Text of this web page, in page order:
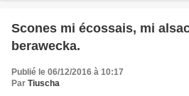
Scones mi écossais, mi
berawecka.
Publié le 06/12/2016 à 10:17
Par Tiuscha